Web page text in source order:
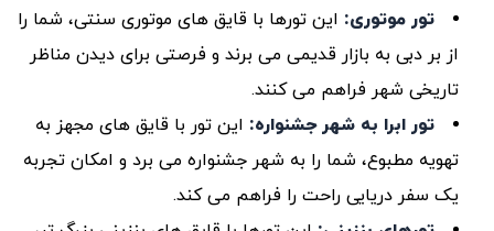
تور موتوری: این تورها با قایق‌ های موتوری سنتی، شما را
از بر دبی به بازار قدیمی می ‌برند و فرصتی برای دیدن مناظر
تاریخی شهر فراهم می ‌کنند.
تور ابرا به شهر جشنواره: این تور با قایق ‌های مجهز به
تهویه مطبوع، شما را به شهر جشنواره می ‌برد و امکان تجربه
یک سفر دریایی راحت را فراهم می ‌کند.